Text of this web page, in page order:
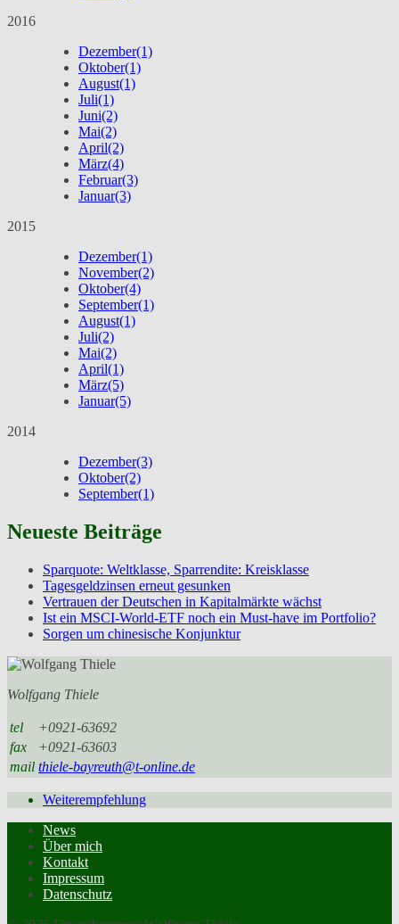
2016
Dezember(1)
Oktober(1)
August(1)
Juli(1)
Juni(2)
Mai(2)
April(2)
März(4)
Februar(3)
Januar(3)
2015
Dezember(1)
November(2)
Oktober(4)
September(1)
August(1)
Juli(2)
Mai(2)
April(1)
März(5)
Januar(5)
2014
Dezember(3)
Oktober(2)
September(1)
Neueste Beiträge
Sparquote: Weltklasse, Sparrendite: Kreisklasse
Tagesgeldzinsen erneut gesunken
Vertrauen der Deutschen in Kapitalmärkte wächst
Ist ein MSCI-World-ETF noch ein Must-have im Portfolio?
Sorgen um chinesische Konjunktur
Wolfgang Thiele
tel
+0921-63692
fax
+0921-63603
mail thiele-bayreuth@t-online.de
Weiterempfehlung
News
Über mich
Kontakt
Impressum
Datenschutz